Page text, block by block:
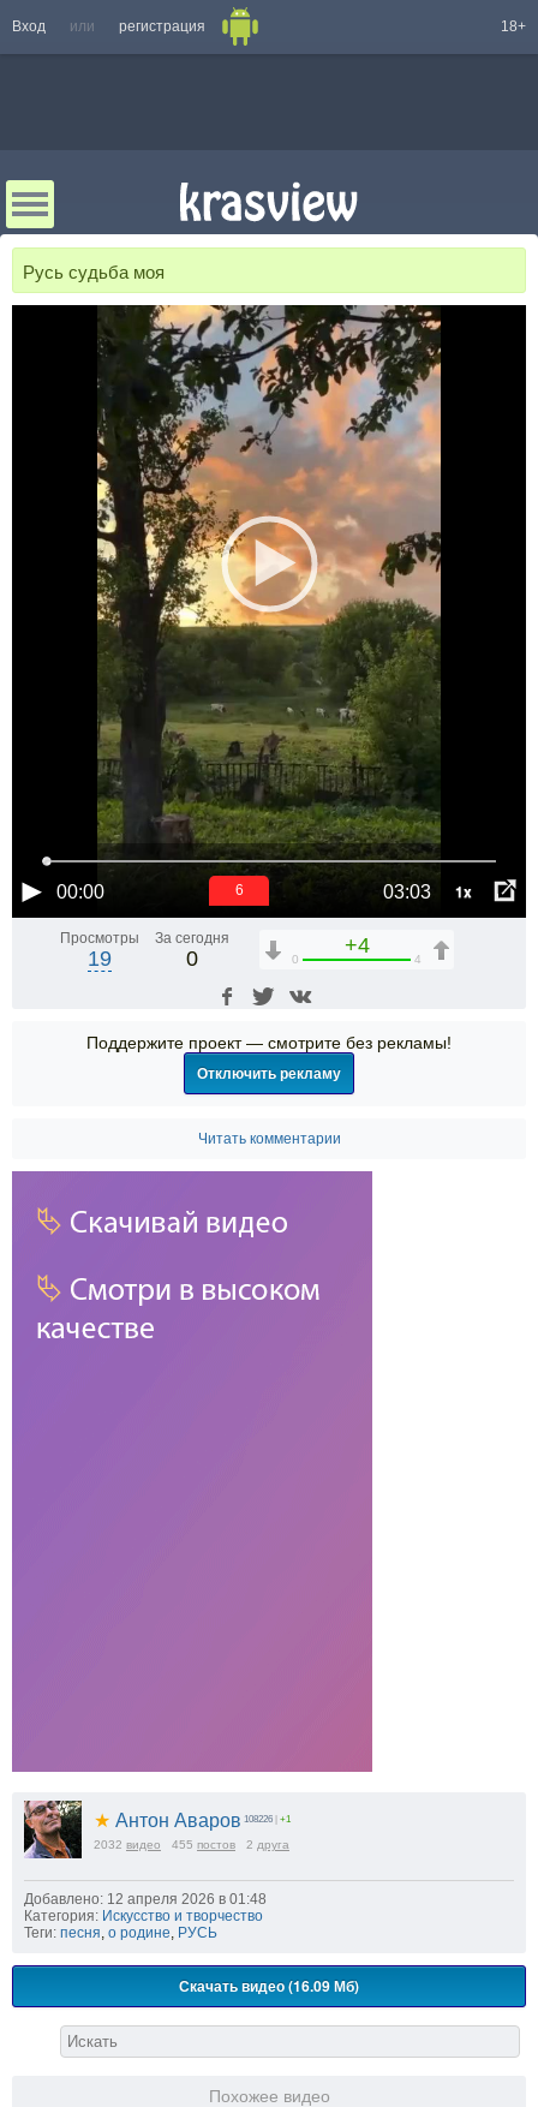
Вход или регистрация 18+
Русь судьба моя
00:00 03:03 1x
5
Просмотры
19
За сегодня
0
+4
0 4
Поддержите проект — смотрите без рекламы!
Отключить рекламу
Читать комментарии
★ Антон Аваров 108226 | +1
2032 видео 455 постов 2 друга
Добавлено: 12 апреля 2026 в 01:48
Категория: Искусство и творчество
Теги: песня о родине РУСЬ
Скачать видео (16.09 Мб)
Похожее видео